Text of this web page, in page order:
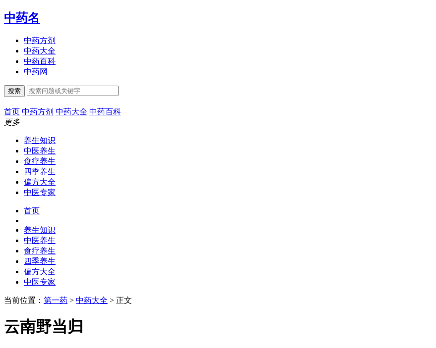
中药名
中药方剂
中药大全
中药百科
中药网
搜索
首页 中药方剂 中药大全 中药百科
更多
养生知识
中医养生
食疗养生
四季养生
偏方大全
中医专家
首页
养生知识
中医养生
食疗养生
四季养生
偏方大全
中医专家
当前位置： 第一药 > 中药大全 > 正文
云南野当归